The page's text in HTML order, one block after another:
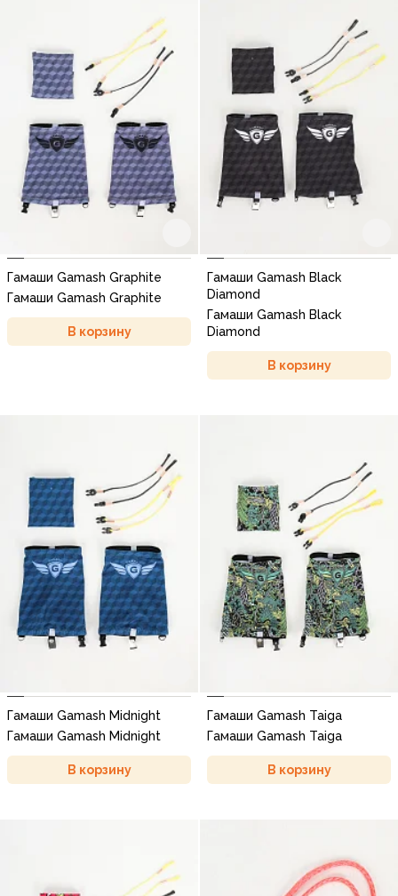
Гамаши Gamash Graphite
Гамаши Gamash Graphite
В корзину
Гамаши Gamash Black
Diamond
Гамаши Gamash Black
Diamond
В корзину
Гамаши Gamash Midnight
Гамаши Gamash Midnight
В корзину
Гамаши Gamash Taiga
Гамаши Gamash Taiga
В корзину